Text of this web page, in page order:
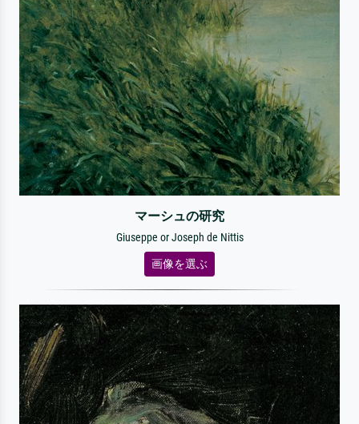
マーシュの研究
Giuseppe or Joseph de Nittis
画像を選ぶ